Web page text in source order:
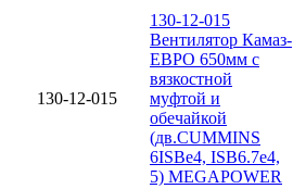
130-12-015
130-12-015
Вентилятор Камаз-
ЕВРО 650мм с
вязкостной
муфтой и
обечайкой
(дв.CUMMINS
6ISBe4, ISB6.7e4,
5) MEGAPOWER